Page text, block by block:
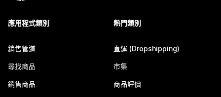
應用程式類別
銷售管道
尋找商品
銷售商品
熱門類別
直運 (Dropshipping)
市集
商品評價